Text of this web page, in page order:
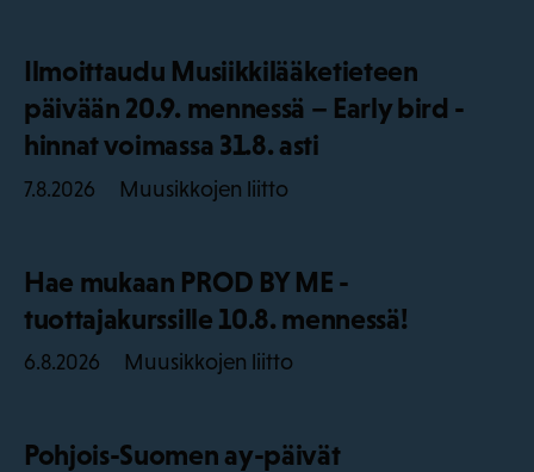
Ilmoittaudu Musiikkilääketieteen
päivään 20.9. mennessä – Early bird -
hinnat voimassa 31.8. asti
7.8.2026 Muusikkojen liitto
Hae mukaan PROD BY ME -
tuottajakurssille 10.8. mennessä!
6.8.2026 Muusikkojen liitto
Pohjois-Suomen ay-päivät